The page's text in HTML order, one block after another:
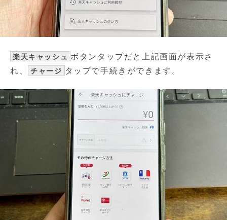
楽天キャッシュ ボタンタップだと上記画面が表示さ
れ、
チャージ タップで手続きができます。